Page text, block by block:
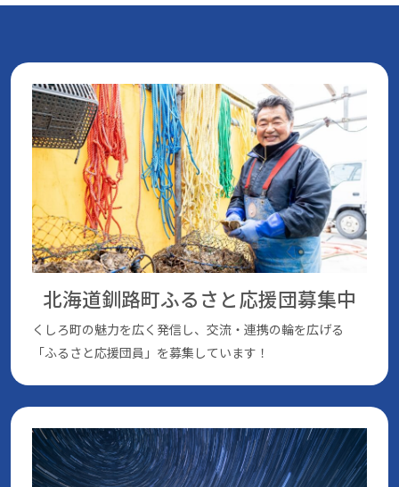
北海道釧路町ふるさと応援団募集中
くしろ町の魅⼒を広く発信し、交流・連携の輪を広げる
「ふるさと応援団員」を募集しています！